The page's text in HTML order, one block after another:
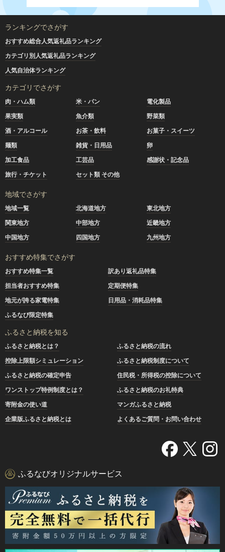
ランキングでさがす
おすすめ総合人気返礼品ランキング
カテゴリ別人気返礼品ランキング
人気自治体ランキング
カテゴリでさがす
肉・ハム類 米・パン
電化製品
果実類
魚介類
野菜類
酒・アルコール
お茶・飲料
お菓子・スイーツ
麺類
雑貨・日用品
卵
加工食品
工芸品
感謝状・記念品
旅行・チケット
セット類 その他
地域でさがす
地域一覧 北海道地方
東北地方
関東地方
中部地方
近畿地方
中国地方
四国地方 九州地方
おすすめ特集でさがす
おすすめ特集一覧
訳あり返礼品特集
担当者おすすめ特集
定期便特集
地元が誇る家電特集
日用品・消耗品特集
ふるなび限定特集
ふるさと納税を知る
ふるさと納税とは？
ふるさと納税の流れ
控除上限額シミュレーション
ふるさと納税制度について
ふるさと納税の確定申告
住民税・所得税の控除について
ワンストップ特例制度とは？
ふるさと納税のお礼特典
寄附金の使い道
マンガふるさと納税
企業版ふるさと納税とは
よくあるご質問・お問い合わせ
ふるなびオリジナルサービス